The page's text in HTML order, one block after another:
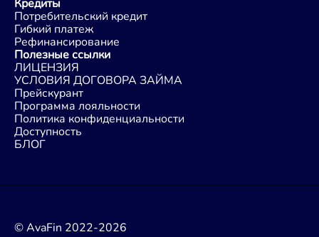
Кредиты
Потребительский кредит
Гибкий платеж
Рефинансирование
Полезные ссылки
ЛИЦЕНЗИЯ
УСЛОВИЯ ДОГОВОРА ЗАЙМА
Прейскурант
Программа лояльности
Политика конфиденциальности
Доступность
БЛОГ
© AvaFin 2022-2026